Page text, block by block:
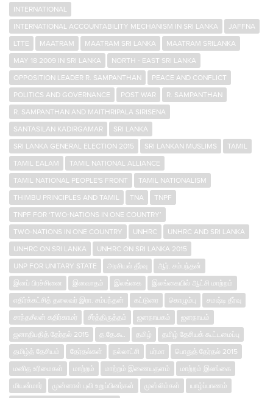
INTERNATIONAL
INTERNATIONAL ACCOUNTABILITY MECHANISM IN SRI LANKA
JAFFNA
LTTE
MAATRAM MAATRAM SRI LANKA
MAATRAM SRILANKA
MAY 18 2009 IN SRI LANKA
NORTH - EAST SRI LANKA
OPPOSITION LEADER R. SAMPANTHAN
PEACE AND CONFLICT
POLITICS AND GOVERNANCE
POST WAR
R. SAMPANTHAN
R. SAMPANTHAN AND MAITHRIPALA SIRISENA
SANTASILAN KADIRGAMAR
SRI LANKA
SRI LANKA GENERAL ELECTION 2015
SRI LANKAN MUSLIMS
TAMIL
TAMIL EALAM
TAMIL NATIONAL ALLIANCE
TAMIL NATIONAL PEOPLE'S FRONT
TAMIL NATIONALISM
THIMBU PRINCIPLES AND TAMIL
TNA
TNPF
TNPF FOR ‘TWO-NATIONS IN ONE COUNTRY’
TWO-NATIONS IN ONE COUNTRY
UNHRC
UNHRC AND SRI LANKA
UNHRC ON SRI LANKA
UNHRC ON SRI LANKA 2015
UNP FOR UNITARY STATE
அரசியல் தீர்வு
ஆர். சம்பந்தன்
இனப் பிரச்சினை
இனவாதம் இலங்கை
இலங்கையில் ஆட்சி மாற்றம்
எதிர்க்கட்சித் தலைவர் இரா. சம்பந்தன்
கட்டுரை கொழும்பு
சமஷ்டி தீர்வு
சாந்த‌சீலன் கதிர்காமர்
சீர்த்திருத்தம் ஜனநாயகம்
ஜனநாயம்
ஜனாதிபதித் தேர்தல் 2015
த.தே.கூ. தமிழ்
தமிழ் தேசியக் கூட்டமைப்பு
தமிழ்த் தேசியம்
தேர்தல்கள் நல்லாட்சி பர்மா
பொதுத் தேர்தல் 2015
மனித உரிமைகள்
மாற்றம் மாற்றம் இணையதளம்
மாற்றம் இலங்கை
மியன்மார்
முன்னாள் புலி உறுப்பினர்கள் முஸ்லிம்கள்
யாழ்ப்பாணம்